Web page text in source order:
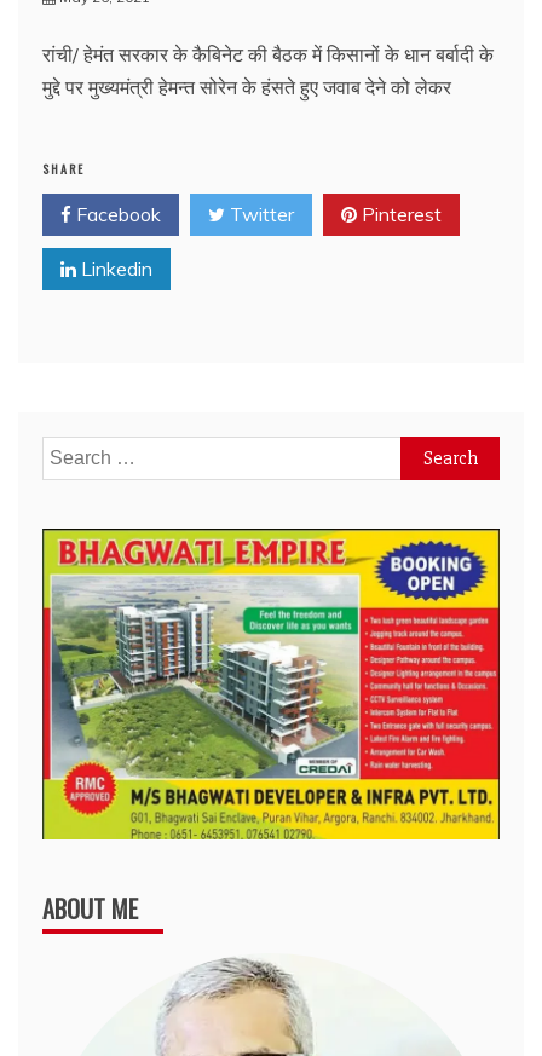
रांची/ हेमंत सरकार के कैबिनेट की बैठक में किसानों के धान बर्बादी के
मुद्दे पर मुख्यमंत्री हेमन्त सोरेन के हंसते हुए जवाब देने को लेकर
SHARE
Facebook Twitter Pinterest
Linkedin
Search
for:
ABOUT ME